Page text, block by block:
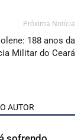
Próxima Notícia
188 anos da
Militar do Ceará
AUTOR